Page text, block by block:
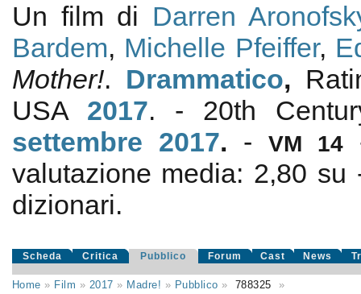
Un film di Darren
Bardem, Michelle Pfeiffer,
Mother!. Drammatico,
USA 2017. - 20th
settembre 2017. - VM 14
valutazione media: 2,80 su
dizionari.
Scheda Critica Pubblico Forum Cast News
Home » Film » 2017 » Madre! » Pubblico » 788325 »